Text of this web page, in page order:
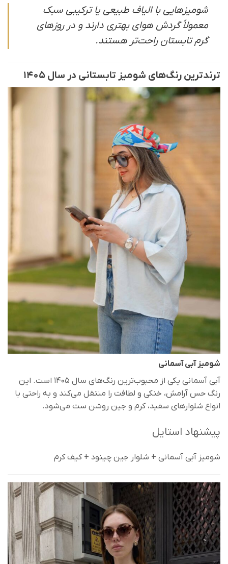
شومیزهایی با الیاف طبیعی یا ترکیبی سبک
معمولاً گردش هوای بهتری دارند و در روزهای
گرم تابستان راحت‌تر هستند.
ترندترین رنگ‌های شومیز تابستانی در سال ۱۴۰۵
شومیز آبی آسمانی
آبی آسمانی یکی از محبوب‌ترین رنگ‌های سال ۱۴۰۵ است. این
رنگ حس آرامش، خنکی و لطافت را منتقل می‌کند و به راحتی با
انواع شلوارهای سفید، کرم و جین روشن ست می‌شود.
پیشنهاد استایل
شومیز آبی آسمانی + شلوار جین چینود + کیف کرم